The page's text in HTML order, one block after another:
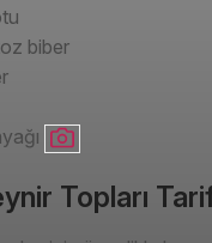
toz biber
Topları